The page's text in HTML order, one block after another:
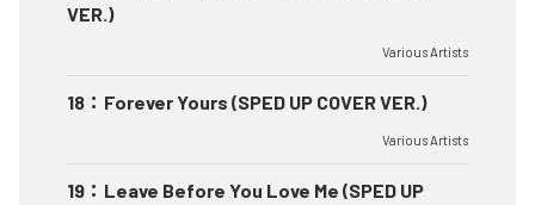
VER.)
Various Artists
18 ： Forever Yours (SPED UP COVER VER.)
Various Artists
19 ： Leave Before You Love Me (SPED UP